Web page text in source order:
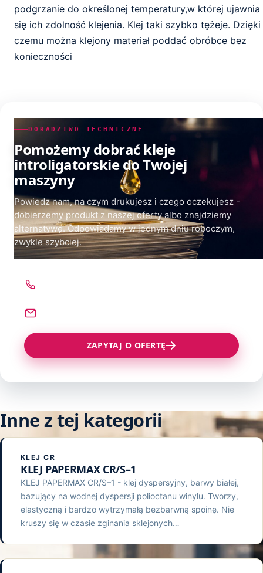
podgrzanie do określonej temperatury,w której ujawnia
się ich zdolność klejenia. Klej taki szybko tężeje. Dzięki
czemu można klejony materiał poddać obróbce bez
konieczności
DORADZTWO TECHNICZNE
Pomożemy dobrać kleje
introligatorskie do Twojej
maszyny
Powiedz nam, na czym drukujesz i czego oczekujesz -
dobierzemy produkt z naszej oferty albo znajdziemy
alternatywę. Odpowiadamy w jednym dniu roboczym,
zwykle szybciej.
ZAPYTAJ O OFERTĘ
Inne z tej kategorii
KLEJ CR
KLEJ PAPERMAX CR/S–1
KLEJ PAPERMAX CR/S–1 - klej dyspersyjny, barwy białej,
bazujący na wodnej dyspersji polioctanu winylu. Tworzy,
elastyczną i bardzo wytrzymałą bezbarwną spoinę. Nie
kruszy się w czasie zginania sklejonych…